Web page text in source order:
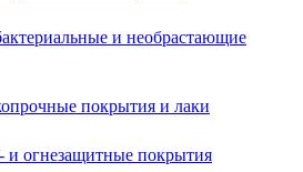
и необрастающие
покрытия и лаки
и огнезащитные покрытия